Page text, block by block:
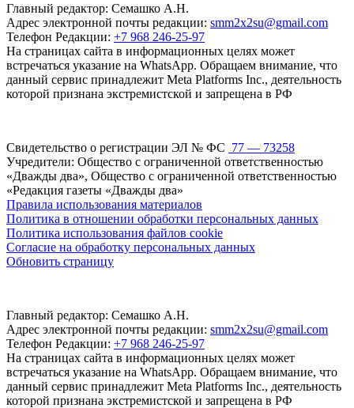
Главный редактор: Семашко А.Н.
Адрес электронной почты редакции: smm2x2su@gmail.com
Телефон Редакции: +7 968 246-25-97
На страницах сайта в информационных целях может
встречаться указание на WhatsApp. Обращаем внимание, что
данный сервис принадлежит Meta Platforms Inc., деятельность
которой признана экстремистской и запрещена в РФ
Свидетельство о регистрации ЭЛ № ФС 77 — 73258
Учредители: Общество с ограниченной ответственностью
«Дважды два», Общество с ограниченной ответственностью
«Редакция газеты «Дважды два»
Правила использования материалов
Политика в отношении обработки персональных данных
Политика использования файлов cookie
Согласие на обработку персональных данных
Обновить страницу
Главный редактор: Семашко А.Н.
Адрес электронной почты редакции: smm2x2su@gmail.com
Телефон Редакции: +7 968 246-25-97
На страницах сайта в информационных целях может
встречаться указание на WhatsApp. Обращаем внимание, что
данный сервис принадлежит Meta Platforms Inc., деятельность
которой признана экстремистской и запрещена в РФ